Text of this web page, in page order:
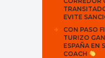
EVITE
CON PASO
TURIZO
ESPAÑA EN
COACH